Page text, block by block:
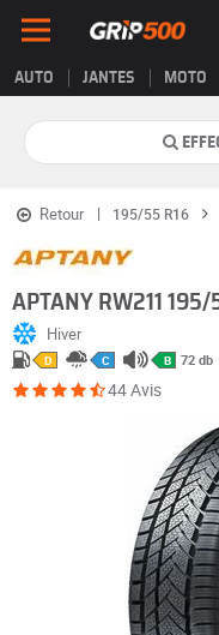
AUTO JANTES MOTO
Retour 195/55 R16
APTANY RW211 195/
Hiver
D C B 72 db
44 Avis